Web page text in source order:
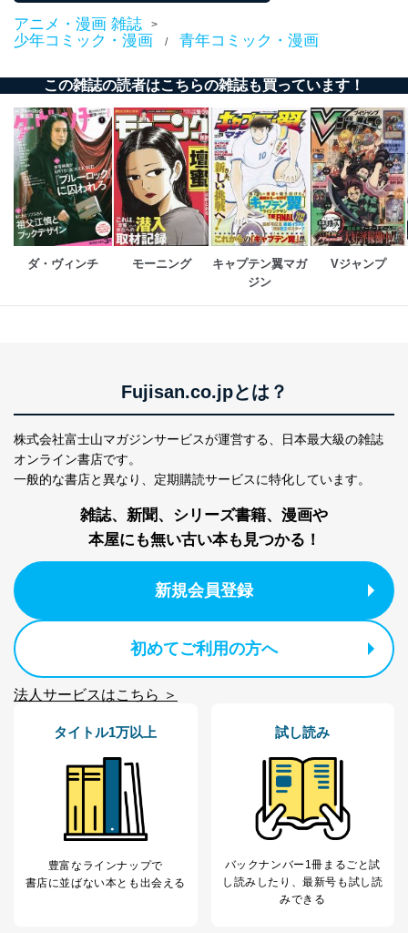
アニメ・漫画 雑誌 >
少年コミック・漫画 / 青年コミック・漫画
この雑誌の読者はこちらの雑誌も買っています！
ダ・ヴィンチ モーニング
キャプテン翼マガ
ジン
Vジャンプ
Fujisan.co.jpとは？
株式会社富士山マガジンサービスが運営する、
日本最大級の雑誌
オンライン書店です。
一般的な書店と異なり、 定期購読サービスに特化しています。
雑誌、新聞、シリーズ書籍、漫画や
本屋にも無い古い本も見つかる！
新規会員登録
初めてご利用の方へ
法人サービスはこちら ＞
タイトル1万以上
豊富なラインナップで
書店に並ばない本とも出会える
試し読み
バックナンバー1冊まるごと試
し読み したり、最新号も試し読
みできる